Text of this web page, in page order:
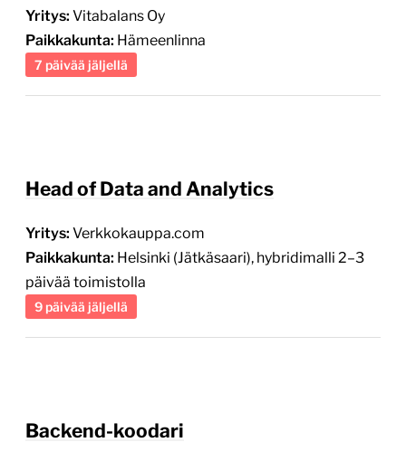
Yritys: Vitabalans Oy
Paikkakunta: Hämeenlinna
7 päivää jäljellä
Head of Data and Analytics
Yritys: Verkkokauppa.com
Paikkakunta: Helsinki (Jätkäsaari), hybridimalli 2–3
päivää toimistolla
9 päivää jäljellä
Backend-koodari